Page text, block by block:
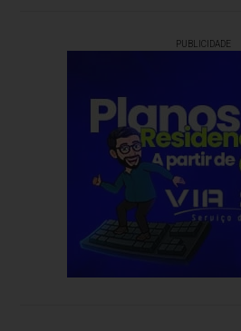
PUBLICIDADE